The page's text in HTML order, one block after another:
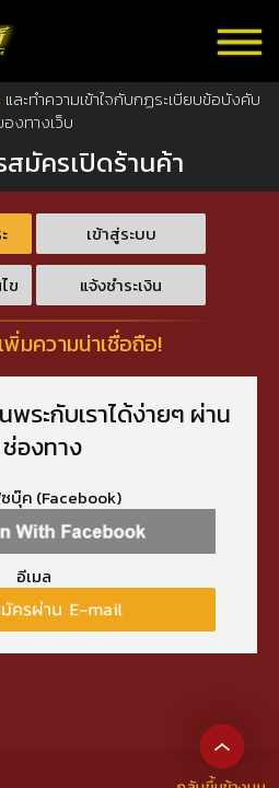
และทำความเข้าใจกับกฏระเบียบข้อบังคับ
องทางเว็บ
มัครเปิดร้านค้า
เข้าสู่ระบบ
ข แจ้งชำระเงิน
เพิ่มความน่าเชื่อถือ!
พระกับเราได้ง่ายๆ ผ่าน
องทาง
บุ๊ค (Facebook)
อีเมล